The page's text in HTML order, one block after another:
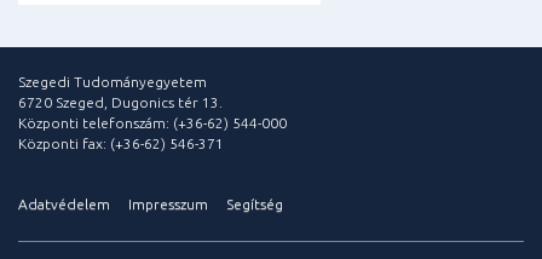
Szegedi Tudományegyetem
6720 Szeged, Dugonics tér 13.
Központi telefonszám: (+36-62) 544-000
Központi fax: (+36-62) 546-371
Adatvédelem Impresszum Segítség